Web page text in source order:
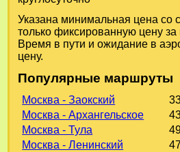
Указана минимальная цена со
только фиксированную цену за
Время в пути и ожидание в
цену.
Популярные маршруты
Москва - Заокский
Москва - Архангельское
Москва - Тула
Москва - Ленинский